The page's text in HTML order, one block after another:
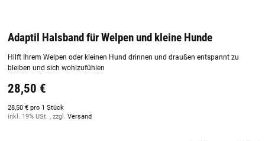
Adaptil Halsband für Welpen und kleine Hunde
Hilft Ihrem Welpen oder kleinen Hund drinnen und draußen entspannt zu
bleiben und sich wohlzufühlen
28,50 €
28,50 € pro 1 Stück
inkl. 19% USt. , zzgl. Versand